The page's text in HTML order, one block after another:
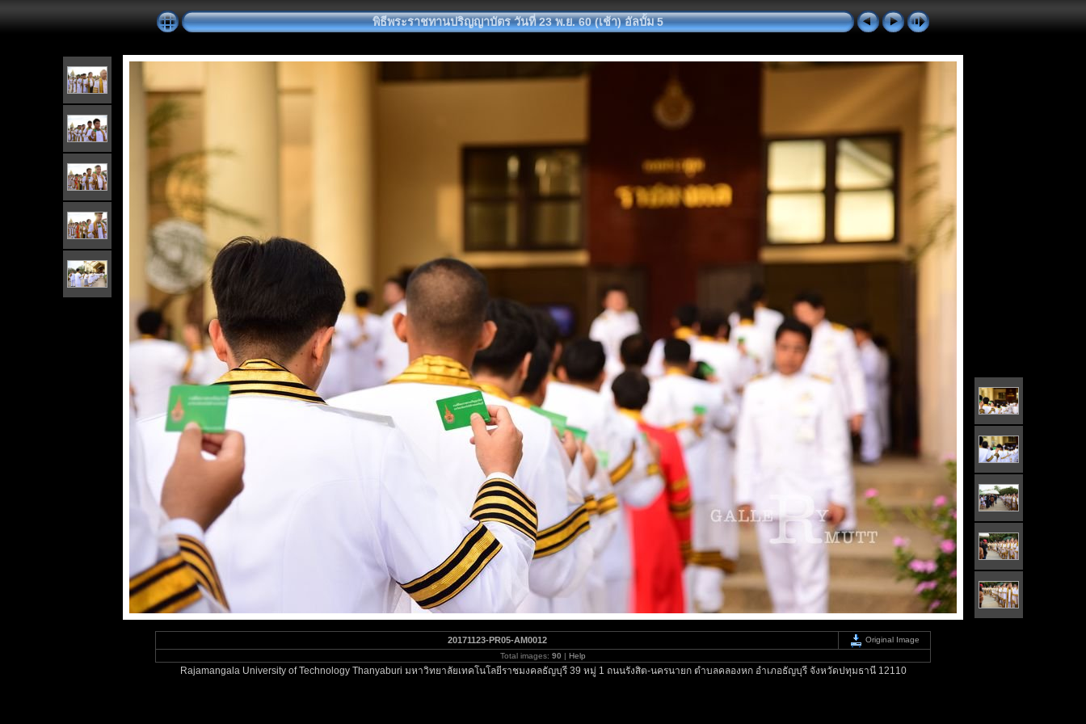
พิธีพระราชทานปริญญาบัตร วันที่ 23 พ.ย. 60 (เช้า) อัลบั้ม 5
20171123-PR05-AM0012
Original Image
Total images: 90 | Help
Rajamangala University of Technology Thanyaburi มหาวิทยาลัยเทคโนโลยีราชมงคลธัญบุรี 39 หมู่ 1 ถนนรังสิต-นครนายก ตำบลคลองหก อำเภอธัญบุรี จังหวัดปทุมธานี 12110